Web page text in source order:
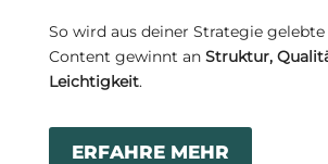
So wird aus deiner Strategie
Content gewinnt an Struktur,
Leichtigkeit.
ERFAHRE MEHR